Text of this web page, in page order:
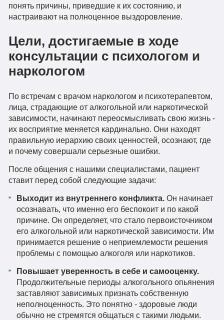
понять причины, приведшие к их состоянию, и
настраивают на полноценное выздоровление.
Цели, достигаемые в ходе
консультации с психологом и
наркологом
По встречам с врачом наркологом и психотерапевтом,
лица, страдающие от алкогольной или наркотической
зависимости, начинают переосмысливать свою жизнь -
их восприятие меняется кардинально. Они находят
правильную иерархию своих ценностей, осознают, где
и почему совершали серьезные ошибки.
После общения с нашими специалистами, пациент
ставит перед собой следующие задачи:
Выходит из внутреннего конфликта. Он начинает
осознавать, что именно его беспокоит и по какой
причине. Он определяет, что стало первоисточником
его алкогольной или наркотической зависимости. Им
принимается решение о неприемлемости решения
проблемы с помощью алкоголя или наркотиков.
Повышает уверенность в себе и самооценку.
Продолжительные периоды алкогольного опьянения
заставляют зависимых признать собственную
неполноценность. Это понятно - здоровые люди
обычно не стремятся общаться с такими людьми.